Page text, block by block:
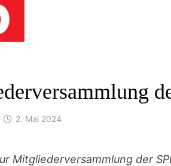
2. Mai 2024
Mitgliederversammlung der